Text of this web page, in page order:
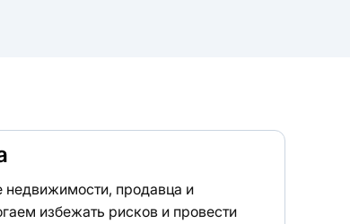
недвижимости, продавца и
избежать рисков и провести